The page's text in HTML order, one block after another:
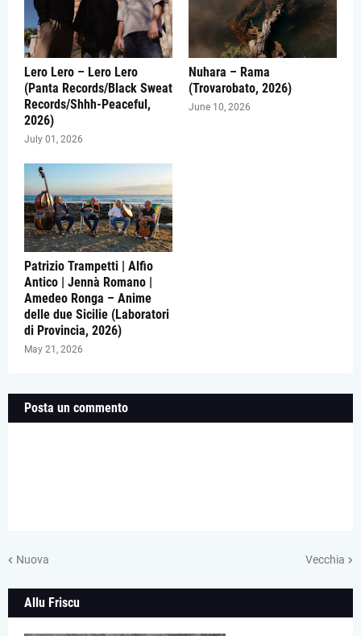
Lero Lero – Lero Lero
(Panta Records/Black Sweat
Records/Shhh-Peaceful,
2026)
July 01, 2026
Nuhara – Rama
(Trovarobato, 2026)
June 10, 2026
Patrizio Trampetti | Alfio
Antico | Jennà Romano |
Amedeo Ronga – Anime
delle due Sicilie (Laboratori
di Provincia, 2026)
May 21, 2026
Posta un commento
Nuova Vecchia
Allu Friscu